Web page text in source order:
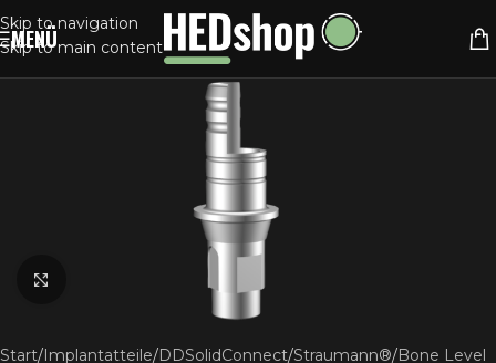
Skip to navigation
Skip to main content
MENÜ
Start/Implantatteile/DDSolidConnect/Straumann®/Bone Level